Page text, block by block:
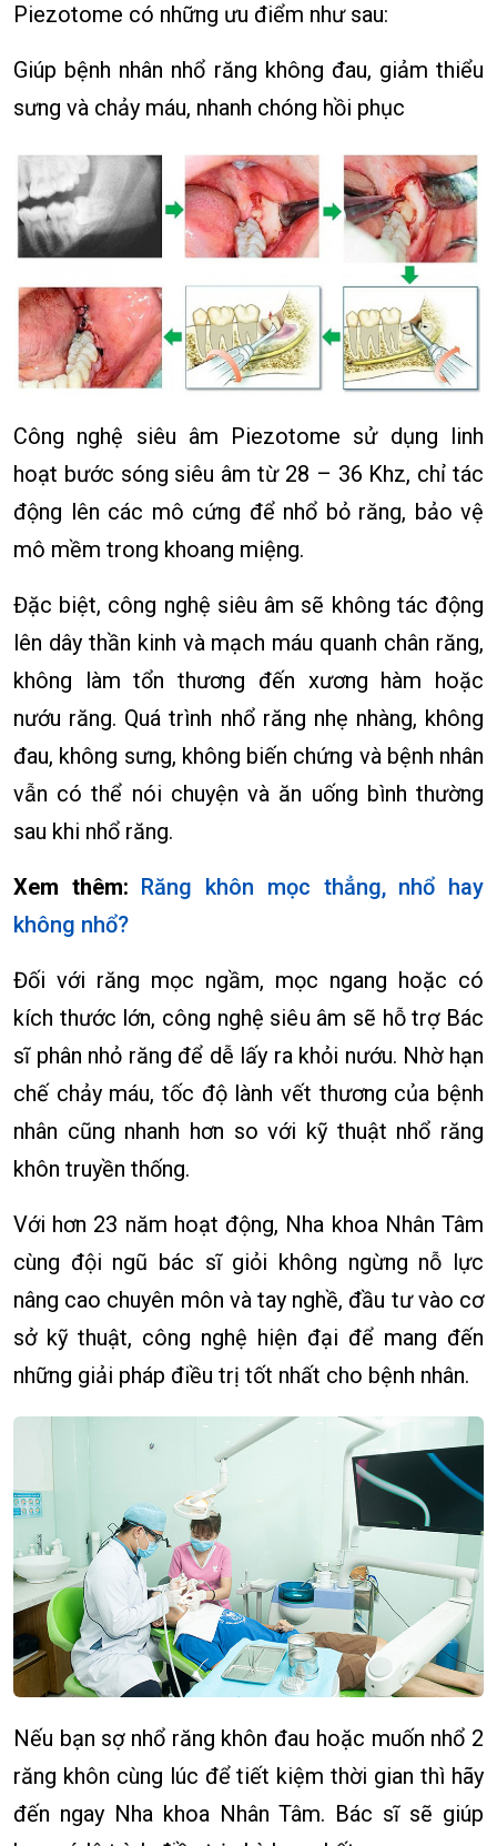
Piezotome có những ưu điểm như sau:
Giúp bệnh nhân nhổ răng không đau, giảm thiểu
sưng và chảy máu, nhanh chóng hồi phục
Công nghệ siêu âm Piezotome sử dụng linh
hoạt bước sóng siêu âm từ 28 – 36 Khz, chỉ tác
động lên các mô cứng để nhổ bỏ răng, bảo vệ
mô mềm trong khoang miệng.
Đặc biệt, công nghệ siêu âm sẽ không tác động
lên dây thần kinh và mạch máu quanh chân răng,
không làm tổn thương đến xương hàm hoặc
nướu răng. Quá trình nhổ răng nhẹ nhàng, không
đau, không sưng, không biến chứng và bệnh nhân
vẫn có thể nói chuyện và ăn uống bình thường
sau khi nhổ răng.
Xem thêm: Răng khôn mọc thẳng, nhổ hay
không nhổ?
Đối với răng mọc ngầm, mọc ngang hoặc có
kích thước lớn, công nghệ siêu âm sẽ hỗ trợ Bác
sĩ phân nhỏ răng để dễ lấy ra khỏi nướu. Nhờ hạn
chế chảy máu, tốc độ lành vết thương của bệnh
nhân cũng nhanh hơn so với kỹ thuật nhổ răng
khôn truyền thống.
Với hơn 23 năm hoạt động, Nha khoa Nhân Tâm
cùng đội ngũ bác sĩ giỏi không ngừng nỗ lực
nâng cao chuyên môn và tay nghề, đầu tư vào cơ
sở kỹ thuật, công nghệ hiện đại để mang đến
những giải pháp điều trị tốt nhất cho bệnh nhân.
Nếu bạn sợ nhổ răng khôn đau hoặc muốn nhổ 2
răng khôn cùng lúc để tiết kiệm thời gian thì hãy
đến ngay Nha khoa Nhân Tâm. Bác sĩ sẽ giúp